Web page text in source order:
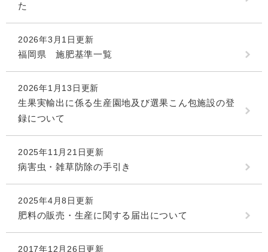
た
2026年3月1日更新
福岡県 施肥基準一覧
2026年1月13日更新
生果実輸出に係る生産園地及び選果こん包施設の登
録について
2025年11月21日更新
病害虫・雑草防除の手引き
2025年4月8日更新
肥料の販売・生産に関する届出について
2017年12月26日更新